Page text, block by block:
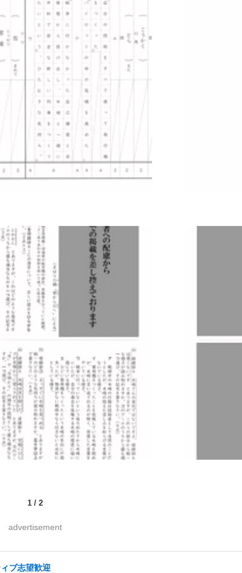
1 / 2
advertisement
ブ志望歓迎